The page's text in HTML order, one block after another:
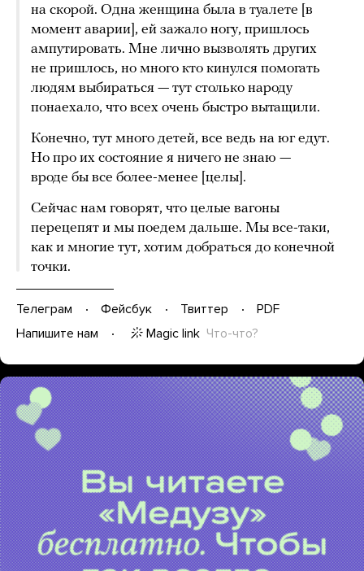
на скорой. Одна женщина была в туалете [в
момент аварии], ей зажало ногу, пришлось
ампутировать. Мне лично вызволять других
не пришлось, но много кто кинулся помогать
людям выбираться — тут столько народу
понаехало, что всех очень быстро вытащили.
Конечно, тут много детей, все ведь на юг едут.
Но про их состояние я ничего не знаю —
вроде бы все более-менее [целы].
Сейчас нам говорят, что целые вагоны
перецепят и мы поедем дальше. Мы все-таки,
как и многие тут, хотим добраться до конечной
точки.
Телеграм Фейсбук Твиттер
PDF
Напишите нам
Magic link Что-что?